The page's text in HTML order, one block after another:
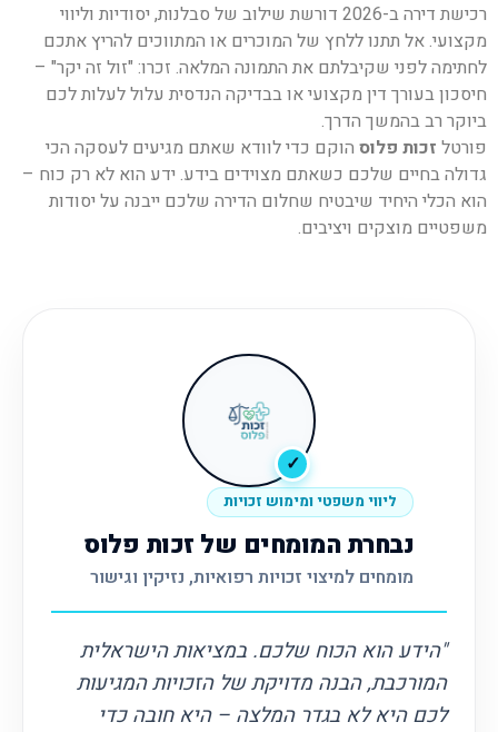
רכישת דירה ב-2026 דורשת שילוב של סבלנות, יסודיות וליווי
מקצועי. אל תתנו ללחץ של המוכרים או המתווכים להריץ אתכם
לחתימה לפני שקיבלתם את התמונה המלאה. זכרו: "זול זה יקר" –
חיסכון בעורך דין מקצועי או בבדיקה הנדסית עלול לעלות לכם
ביוקר רב בהמשך הדרך.
פורטל זכות פלוס הוקם כדי לוודא שאתם מגיעים לעסקה הכי
גדולה בחיים שלכם כשאתם מצוידים בידע. ידע הוא לא רק כוח –
הוא הכלי היחיד שיבטיח שחלום הדירה שלכם ייבנה על יסודות
משפטיים מוצקים ויציבים.
✓
ליווי משפטי ומימוש זכויות
נבחרת המומחים של זכות פלוס
מומחים למיצוי זכויות רפואיות, נזיקין וגישור
"הידע הוא הכוח שלכם. במציאות הישראלית
המורכבת, הבנה מדויקת של הזכויות המגיעות
לכם היא לא בגדר המלצה – היא חובה כדי